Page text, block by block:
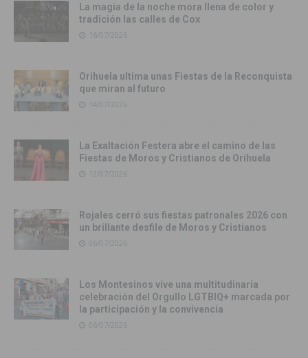
La magia de la noche mora llena de color y
tradición las calles de Cox
16/07/2026
Orihuela ultima unas Fiestas de la Reconquista
que miran al futuro
14/07/2026
La Exaltación Festera abre el camino de las
Fiestas de Moros y Cristianos de Orihuela
12/07/2026
Rojales cerró sus fiestas patronales 2026 con
un brillante desfile de Moros y Cristianos
06/07/2026
Los Montesinos vive una multitudinaria
celebración del Orgullo LGTBIQ+ marcada por
la participación y la convivencia
06/07/2026